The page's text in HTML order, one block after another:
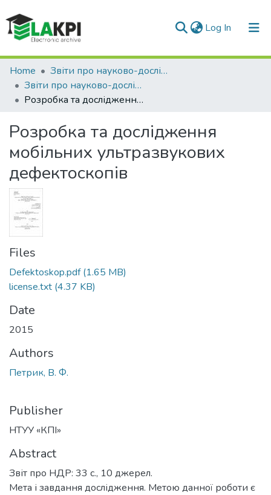
Log In (current)
Communities & Collections
All of DSpace
Home
Звіти про науково-дослідні роботи
Звіти про науково-дослідні роботи (доступ у чит. залі № 6.6 НТБ)
Розробка та дослідження мобільних ультразвукових дефектоскопів
Розробка та дослідження
мобільних ультразвукових
дефектоскопів
Files
Defektoskop.pdf(1.65 MB)
license.txt (4.37 KB)
Date
2015
Authors
Петрик, В. Ф.
Publisher
НТУУ «КПІ»
Abstract
Звіт про НДР: 33 с., 10 джерел.
Мета і завдання дослідження. Метою данної роботи є